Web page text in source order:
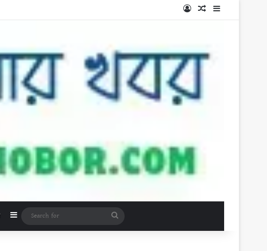
Log InRandom Article
Sidebar
Sidebar
Search
for